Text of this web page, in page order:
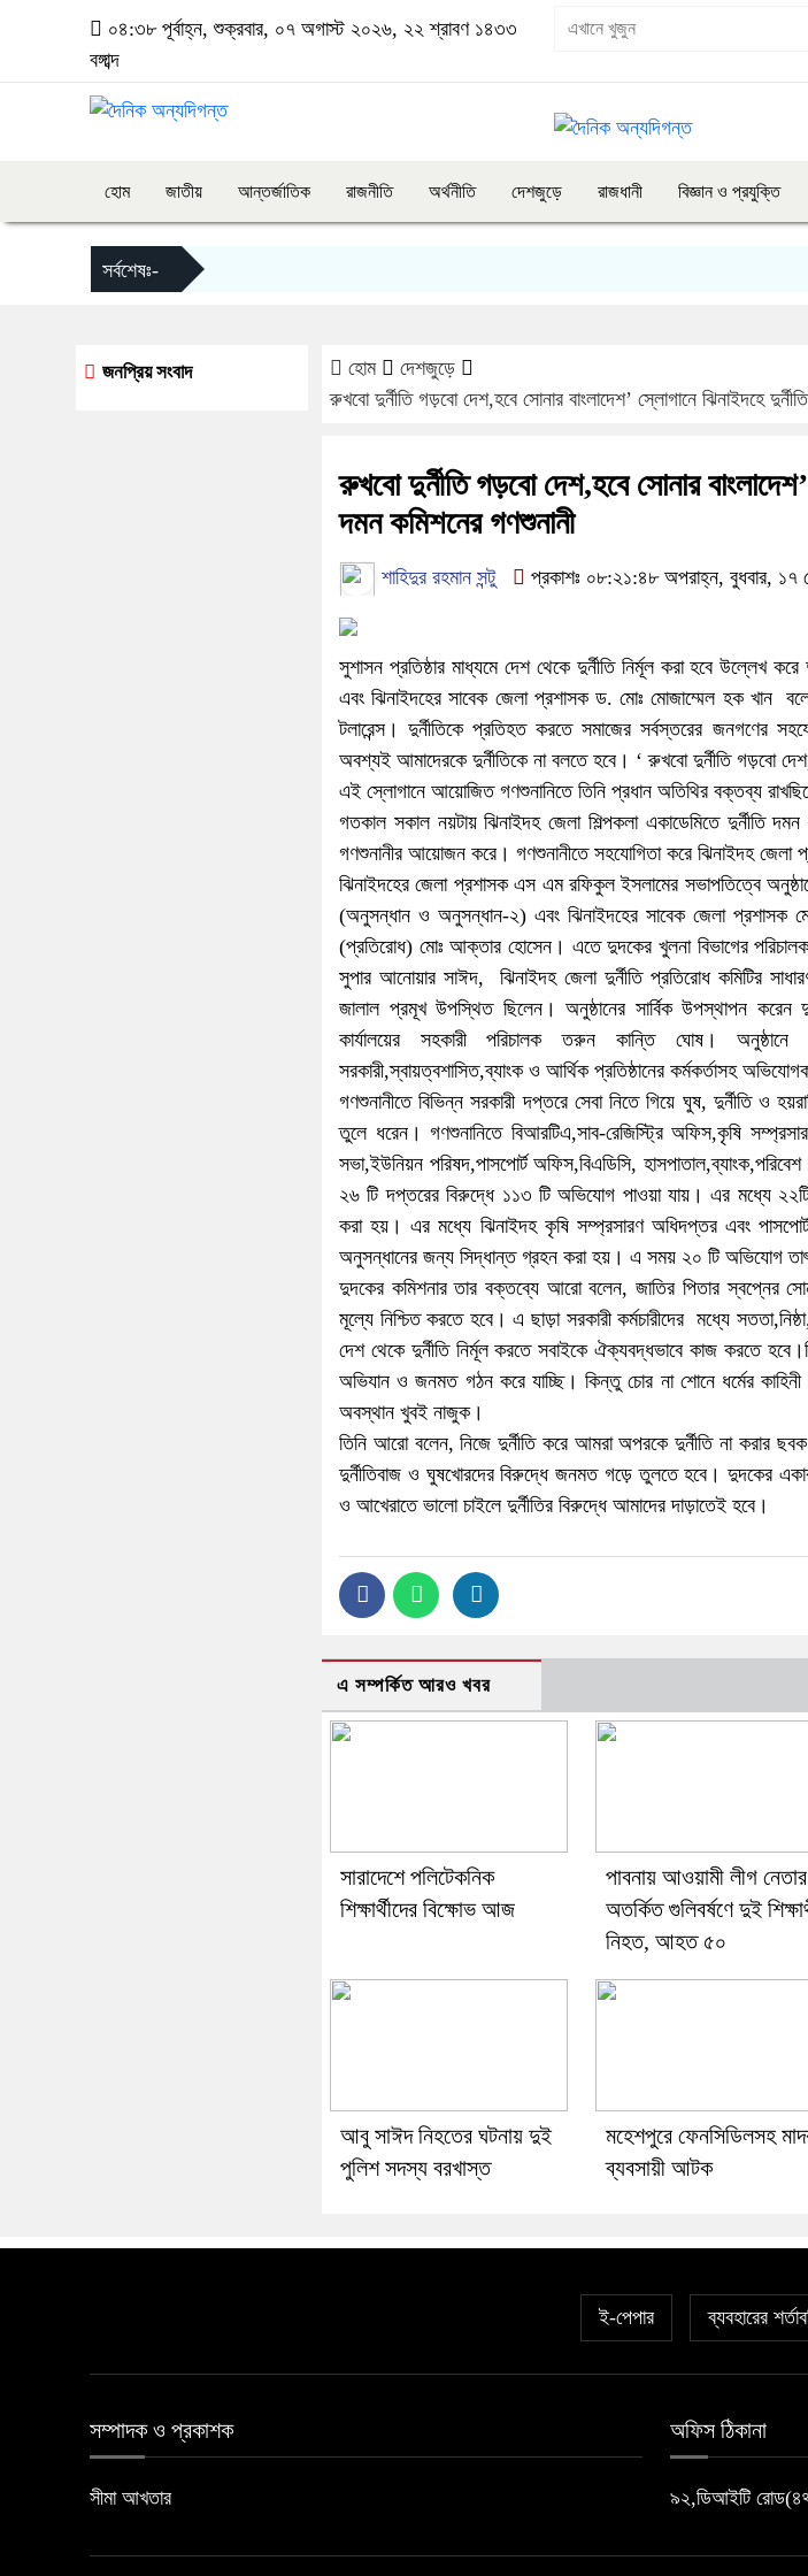
০৪:৩৮ পূর্বাহ্ন, শুক্রবার, ০৭ অগাস্ট ২০২৬, ২২ শ্রাবণ ১৪৩৩
বঙ্গাব্দ
হোম জাতীয় আন্তর্জাতিক রাজনীতি অর্থনীতি দেশজুড়ে রাজধানী বিজ্ঞান ও প্রযুক্তি
সর্বশেষঃ-
হোম
দেশজুড়ে
রুখবো দুর্নীতি গড়বো দেশ,হবে সোনার বাংলাদেশ’ স্লোগানে ঝিনাইদহে
রুখবো দুর্নীতি গড়বো দেশ,হবে সোনার
দমন কমিশনের গণশুনানী
শাহিদুর রহমান সন্টু প্রকাশঃ ০৮:২১:৪৮ অপরাহ্ন, বুধবার, ১৭
সুশাসন প্রতিষ্ঠার মাধ্যমে দেশ থেকে দুর্নীতি নির্মূল করা হবে উল্লেখ
এবং ঝিনাইদহের সাবেক জেলা প্রশাসক ড. মোঃ মোজাম্মেল হক খান
টলারেন্স। দুর্নীতিকে প্রতিহত করতে সমাজের সর্বস্তরের জনগণের
অবশ্যই আমাদেরকে দুর্নীতিকে না বলতে হবে। ‘ রুখবো দুর্নীতি গড়বো
এই স্লোগানে আয়োজিত গণশুনানিতে তিনি প্রধান অতিথির বক্তব্য
গতকাল সকাল নয়টায় ঝিনাইদহ জেলা শিল্পকলা একাডেমিতে দুর্নীতি
গণশুনানীর আয়োজন করে। গণশুনানীতে সহযোগিতা করে ঝিনাইদহ জেলা
ঝিনাইদহের জেলা প্রশাসক এস এম রফিকুল ইসলামের সভাপতিত্বে
(অনুসন্ধান ও অনুসন্ধান-২) এবং ঝিনাইদহের সাবেক জেলা প্রশাসক
(প্রতিরোধ) মোঃ আক্তার হোসেন। এতে দুদকের খুলনা বিভাগের
সুপার আনোয়ার সাঈদ, ঝিনাইদহ জেলা দুর্নীতি প্রতিরোধ কমিটির
জালাল প্রমূখ উপস্থিত ছিলেন। অনুষ্ঠানের সার্বিক উপস্থাপন করেন
কার্যালয়ের সহকারী পরিচালক তরুন কান্তি ঘোষ। অনুষ্ঠানে
সরকারী,স্বায়ত্বশাসিত,ব্যাংক ও আর্থিক প্রতিষ্ঠানের কর্মকর্তাসহ
গণশুনানীতে বিভিন্ন সরকারী দপ্তরে সেবা নিতে গিয়ে ঘুষ, দুর্নীতি ও
তুলে ধরেন। গণশুনানিতে বিআরটিএ,সাব-রেজিস্ট্রি অফিস,কৃষি
সভা,ইউনিয়ন পরিষদ,পাসপোর্ট অফিস,বিএডিসি,
২৬ টি দপ্তরের বিরুদ্ধে ১১৩ টি অভিযোগ পাওয়া যায়। এর মধ্যে
করা হয়। এর মধ্যে ঝিনাইদহ কৃষি সম্প্রসারণ অধিদপ্তর এবং
অনুসন্ধানের জন্য সিদ্ধান্ত গ্রহন করা হয়। এ সময় ২০ টি অভিযোগ
দুদকের কমিশনার তার বক্তব্যে আরো বলেন, জাতির পিতার স্বপ্নের
মূল্যে নিশ্চিত করতে হবে। এ ছাড়া সরকারী কর্মচারীদের মধ্যে
দেশ থেকে দুর্নীতি নির্মূল করতে সবাইকে ঐক্যবদ্ধভাবে কাজ করতে
অভিযান ও জনমত গঠন করে যাচ্ছি। কিন্তু চোর না শোনে ধর্মের
অবস্থান খুবই নাজুক।
তিনি আরো বলেন, নিজে দুর্নীতি করে আমরা অপরকে দুর্নীতি না করার
দুর্নীতিবাজ ও ঘুষখোরদের বিরুদ্ধে জনমত গড়ে তুলতে হবে। দুদকের একার
ও আখেরাতে ভালো চাইলে দুর্নীতির বিরুদ্ধে আমাদের দাড়াতেই হবে।
এ সম্পর্কিত আরও খবর
সারাদেশে পলিটেকনিক
শিক্ষার্থীদের বিক্ষোভ আজ
পাবনায় আওয়ামী লীগ নেতার
অতর্কিত গুলিবর্ষণে দুই
নিহত, আহত ৫০
আবু সাঈদ নিহতের ঘটনায় দুই
পুলিশ সদস্য বরখাস্ত
মহেশপুরে ফেনসিডিলসহ
ব্যবসায়ী আটক
জনপ্রিয় সংবাদ
ই-পেপার ব্যবহারের
সম্পাদক ও প্রকাশক
সীমা আখতার
অফিস ঠিকানা
৯২,ডিআইটি